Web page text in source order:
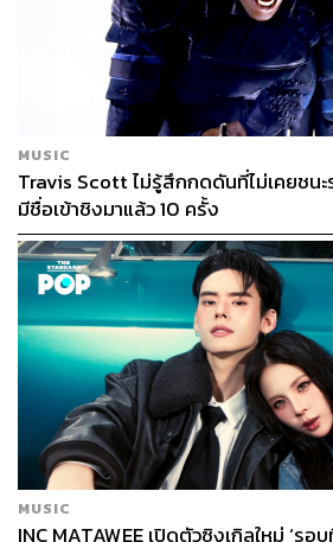
MUSIC
Travis Scott ไม่รู้สึกกดดันที่ไม่เคยชน
มีชื่อเข้าชิงมาแล้ว 10 ครั้ง
MUSIC
INC MATAWEE เปิดตัวซิงเกิลใหม่ ‘รอ